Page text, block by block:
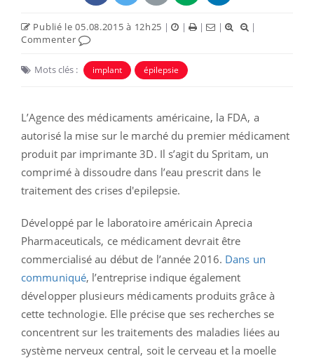
Publié le 05.08.2015 à 12h25 | | | |
|
Commenter
Mots clés : implant épilepsie
L’Agence des médicaments américaine, la FDA, a
autorisé la mise sur le marché du premier médicament
produit par imprimante 3D. Il s’agit du Spritam, un
comprimé à dissoudre dans l’eau prescrit dans le
traitement des crises d'epilepsie.
Développé par le laboratoire américain Aprecia
Pharmaceuticals, ce médicament devrait être
commercialisé au début de l’année 2016. Dans un
communiqué, l’entreprise indique également
développer plusieurs médicaments produits grâce à
cette technologie. Elle précise que ses recherches se
concentrent sur les traitements des maladies liées au
système nerveux central, soit le cerveau et la moelle